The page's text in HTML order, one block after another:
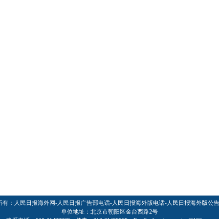
有：人民日报海外网-人民日报广告部电话-人民日报海外版电话-人民日报海外版公
单位地址：北京市朝阳区金台西路2号